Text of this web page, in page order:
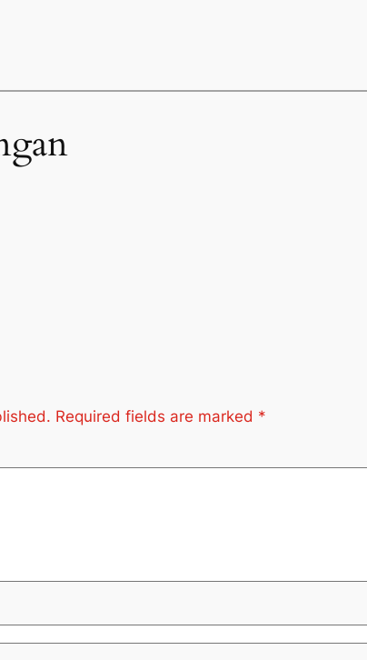
Required fields are marked *